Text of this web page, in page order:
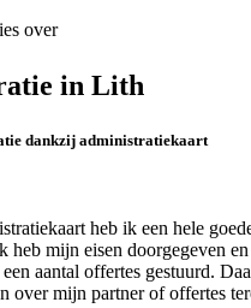
over
in Lith
dankzij administratiekaart
heb ik een hele
heb mijn eisen doorgegeven
aantal offertes gestuurd.
over mijn partner of offertes